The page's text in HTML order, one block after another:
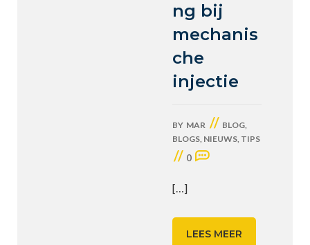
ng bij
mechanis
che
injectie
BY MAR // BLOG,
BLOGS, NIEUWS, TIPS
// 0
[…]
LEES MEER